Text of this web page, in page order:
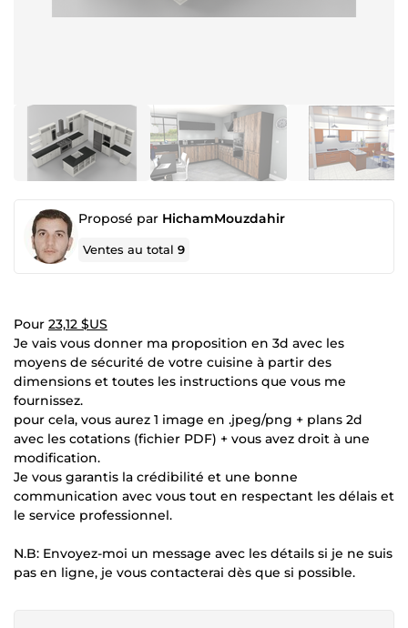
Proposé par HichamMouzdahir
Ventes au total9
Pour 23,12 $US
Je vais vous donner ma proposition en 3d avec les
moyens de sécurité de votre cuisine à partir des
dimensions et toutes les instructions que vous me
fournissez.
pour cela, vous aurez 1 image en .jpeg/png + plans 2d
avec les cotations (fichier PDF) + vous avez droit à une
modification.
Je vous garantis la crédibilité et une bonne
communication avec vous tout en respectant les délais et
le service professionnel.
N.B: Envoyez-moi un message avec les détails si je ne suis
pas en ligne, je vous contacterai dès que si possible.